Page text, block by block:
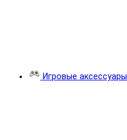
Игровые аксессуары